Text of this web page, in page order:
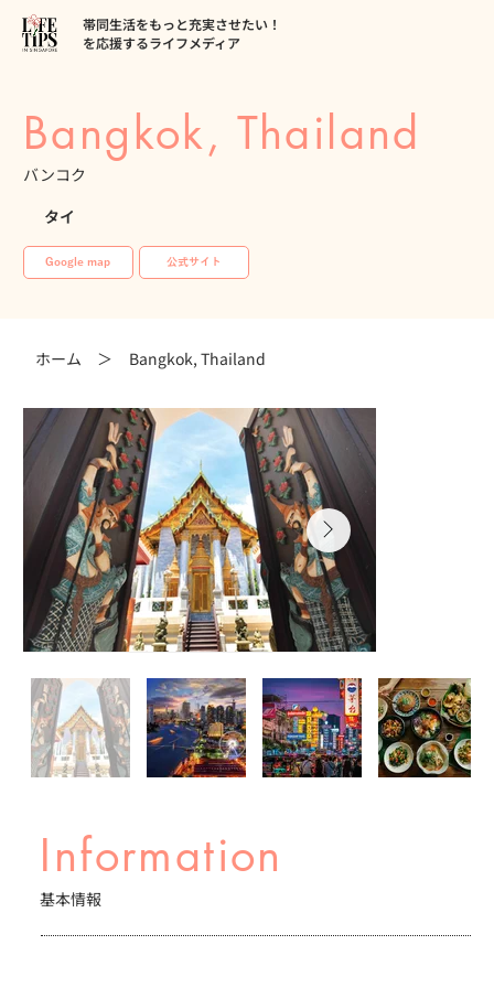
帯同生活をもっと充実させたい！
を応援するライフメディア
Bangkok, Thailand
バンコク
タイ
Google map 公式サイト
ホーム ＞ Bangkok, Thailand
Information
基本情報